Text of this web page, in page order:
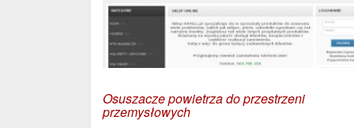
Osuszacze powietrza do przestrzeni
przemysłowych